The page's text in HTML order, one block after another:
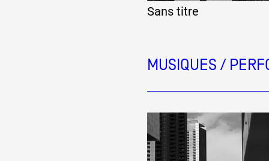
Sans titre
MUSIQUES /